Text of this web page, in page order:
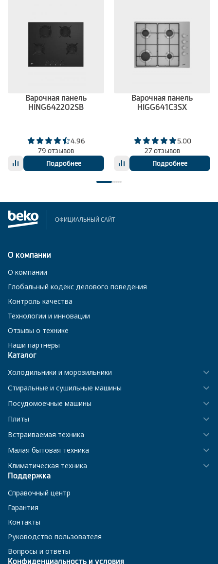
Варочная панель
HING642202SB
4.96
79 отзывов
Подробнее
Варочная панель
HIGG641C3SX
5.00
27 отзывов
Подробнее
ОФИЦИАЛЬНЫЙ САЙТ
О компании
О компании
Глобальный кодекс делового поведения
Контроль качества
Технологии и инновации
Отзывы о технике
Наши партнёры
Каталог
Холодильники и морозильники
Стиральные и сушильные машины
Посудомоечные машины
Плиты
Встраиваемая техника
Малая бытовая техника
Климатическая техника
Поддержка
Справочный центр
Гарантия
Контакты
Руководство пользователя
Вопросы и ответы
Конфиденциальность и условия